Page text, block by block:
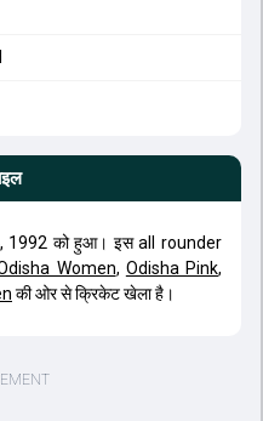
1992 को हुआ। इस all rounder
Women, Odisha Pink,
की ओर से क्रिकेट खेला है।